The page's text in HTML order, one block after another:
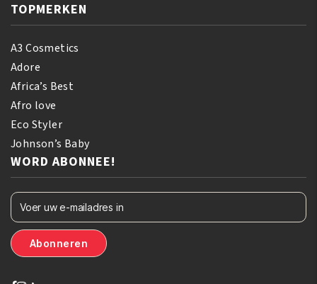
TOPMERKEN
A3 Cosmetics
Adore
Africa’s Best
Afro love
Eco Styler
Johnson’s Baby
WORD ABONNEE!